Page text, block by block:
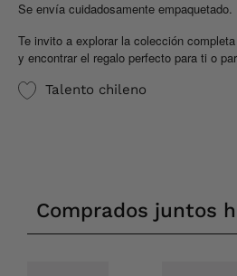
Se envía cuidadosamente empaquetado.
Te invito a explorar la colección
y encontrar el regalo perfecto para ti o
Talento chileno
Comprados juntos